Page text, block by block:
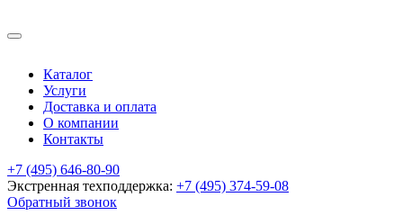
Каталог
Услуги
Доставка и оплата
О компании
Контакты
+7 (495) 646-80-90
Экстренная техподдержка: +7 (495) 374-59-08
Обратный звонок